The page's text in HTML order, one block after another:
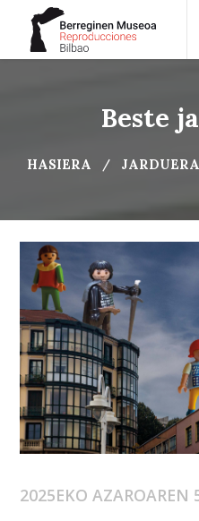
Beste
HASIERA
2025EKO